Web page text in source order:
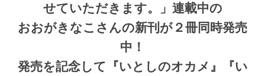
せていただきます。」連載中の
おおがきなこさんの新刊が２冊同時発売
中！
発売を記念して『いとしのオカメ』『い